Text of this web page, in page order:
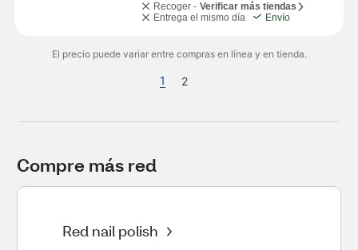
Recoger - Verificar más tiendas
Entrega el mismo día
Envío
El precio puede variar entre compras en línea y en tienda.
1 2
Compre más red
Red nail polish